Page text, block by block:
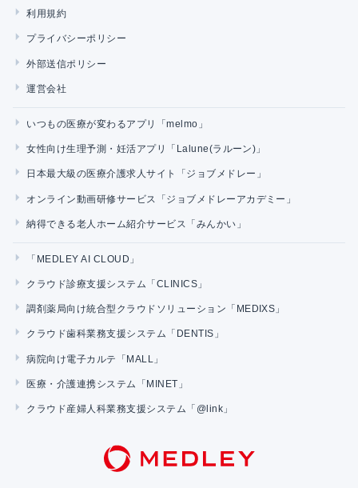
利用規約
プライバシーポリシー
外部送信ポリシー
運営会社
いつもの医療が変わるアプリ「melmo」
女性向け生理予測・妊活アプリ「Lalune(ラルーン)」
日本最大級の医療介護求人サイト「ジョブメドレー」
オンライン動画研修サービス「ジョブメドレーアカデミー」
納得できる老人ホーム紹介サービス「みんかい」
「MEDLEY AI CLOUD」
クラウド診療支援システム「CLINICS」
調剤薬局向け統合型クラウドソリューション「MEDIXS」
クラウド歯科業務支援システム「DENTIS」
病院向け電子カルテ「MALL」
医療・介護連携システム「MINET」
クラウド産婦人科業務支援システム「@link」